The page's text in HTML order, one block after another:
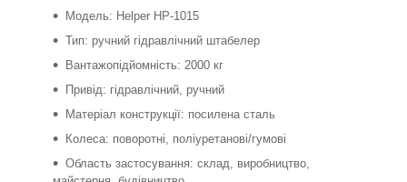
Модель: Helper HP-1015
Тип: ручний гідравлічний штабелер
Вантажопідйомність: 2000 кг
Привід: гідравлічний, ручний
Матеріал конструкції: посилена сталь
Колеса: поворотні, поліуретанові/гумові
Область застосування: склад, виробництво,